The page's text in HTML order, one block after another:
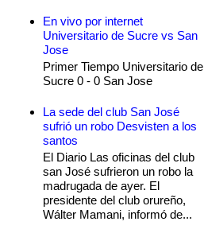
En vivo por internet
Universitario de Sucre vs San
Jose
Primer Tiempo Universitario de
Sucre 0 - 0 San Jose
La sede del club San José
sufrió un robo Desvisten a los
santos
El Diario Las oficinas del club
san José sufrieron un robo la
madrugada de ayer. El
presidente del club orureño,
Wálter Mamani, informó de...